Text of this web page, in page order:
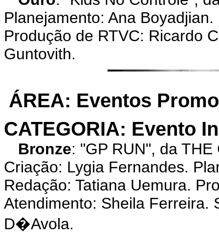
Planejamento: Ana
Produção de RTVC: Ricardo
Guntovith.
ÁREA: Eventos
CATEGORIA: Evento
Bronze: "GP RUN", da
Criação: Lygia Fernandes.
Redação: Tatiana Uemura.
Atendimento: Sheila Ferreira.
D�Avola.